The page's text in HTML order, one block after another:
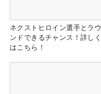
ネクストヒロイン選手とラウ
ンドできるチャンス！詳しく
はこちら！